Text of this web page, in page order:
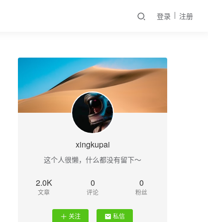
登录 注册
xingkupai
这个人很懒，什么都没有留下～
2.0K
文章
0
评论
0
粉丝
关注 私信